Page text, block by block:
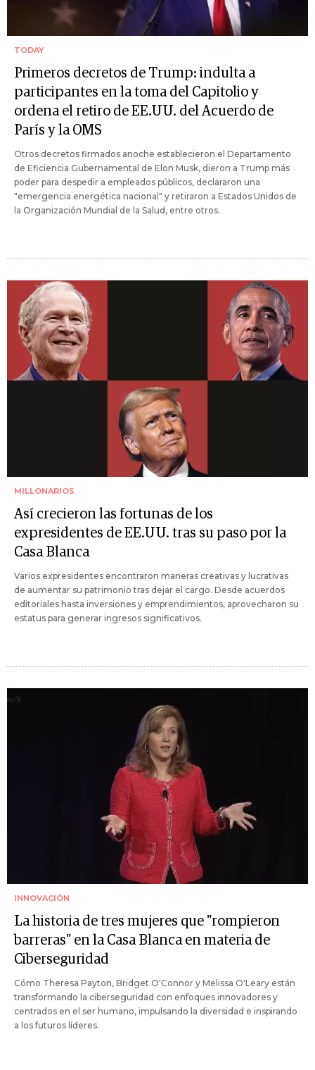
TODAY
Primeros decretos de Trump: indulta a
participantes en la toma del Capitolio y
ordena el retiro de EE.UU. del Acuerdo de
París y la OMS
Otros decretos firmados anoche establecieron el Departamento
de Eficiencia Gubernamental de Elon Musk, dieron a Trump más
poder para despedir a empleados públicos, declararon una
"emergencia energética nacional" y retiraron a Estados Unidos de
la Organización Mundial de la Salud, entre otros.
MILLONARIOS
Así crecieron las fortunas de los
expresidentes de EE.UU. tras su paso por la
Casa Blanca
Varios expresidentes encontraron maneras creativas y lucrativas
de aumentar su patrimonio tras dejar el cargo. Desde acuerdos
editoriales hasta inversiones y emprendimientos, aprovecharon su
estatus para generar ingresos significativos.
INNOVACIÓN
La historia de tres mujeres que "rompieron
barreras" en la Casa Blanca en materia de
Ciberseguridad
Cómo Theresa Payton, Bridget O'Connor y Melissa O'Leary están
transformando la ciberseguridad con enfoques innovadores y
centrados en el ser humano, impulsando la diversidad e inspirando
a los futuros líderes.